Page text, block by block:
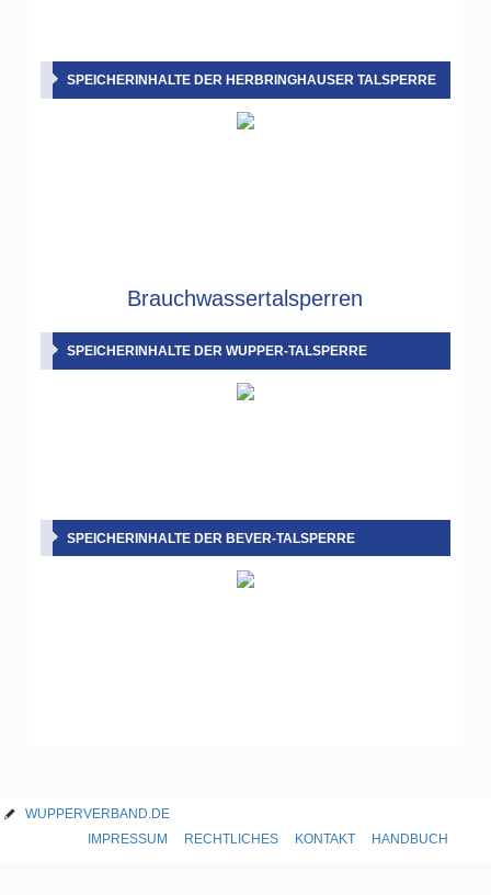
SPEICHERINHALTE DER HERBRINGHAUSER TALSPERRE
Brauchwassertalsperren
SPEICHERINHALTE DER WUPPER-TALSPERRE
SPEICHERINHALTE DER BEVER-TALSPERRE
WUPPERVERBAND.DE
IMPRESSUM
RECHTLICHES KONTAKT HANDBUCH